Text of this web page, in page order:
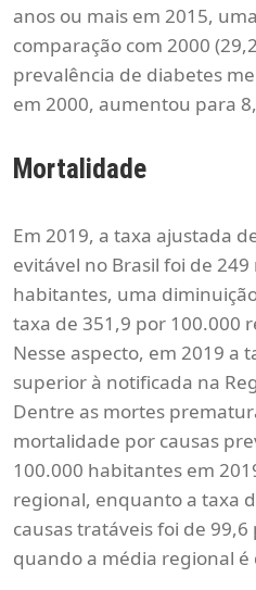
anos ou mais em 2015,
comparação com 2000
prevalência de diabetes
em 2000, aumentou para
Mortalidade
Em 2019, a taxa ajustada
evitável no Brasil foi de
habitantes, uma
taxa de 351,9 por 100.000
Nesse aspecto, em 2019 a
superior à notificada na
Dentre as mortes
mortalidade por causas
100.000 habitantes em
regional, enquanto a taxa
causas tratáveis foi de
quando a média regional é